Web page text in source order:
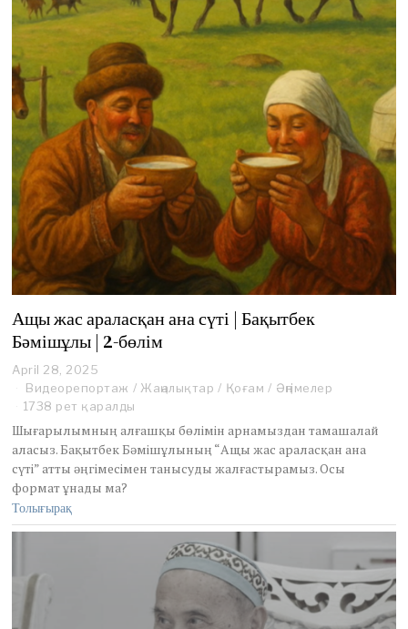
Ащы жас араласқан ана сүті | Бақытбек
Бәмішұлы | 2-бөлім
April 28, 2025
p
r
l
2
8
,
2
Видеорепортаж / Жаңалықтар / Қоғам / Әңгімелер
1738 рет қаралды
Шығарылымның алғашқы бөлімін арнамыздан тамашалай
аласыз. Бақытбек Бәмішұлының “Ащы жас араласқан ана
сүті” атты әңгімесімен танысуды жалғастырамыз. Осы
формат ұнады ма?
Толығырақ